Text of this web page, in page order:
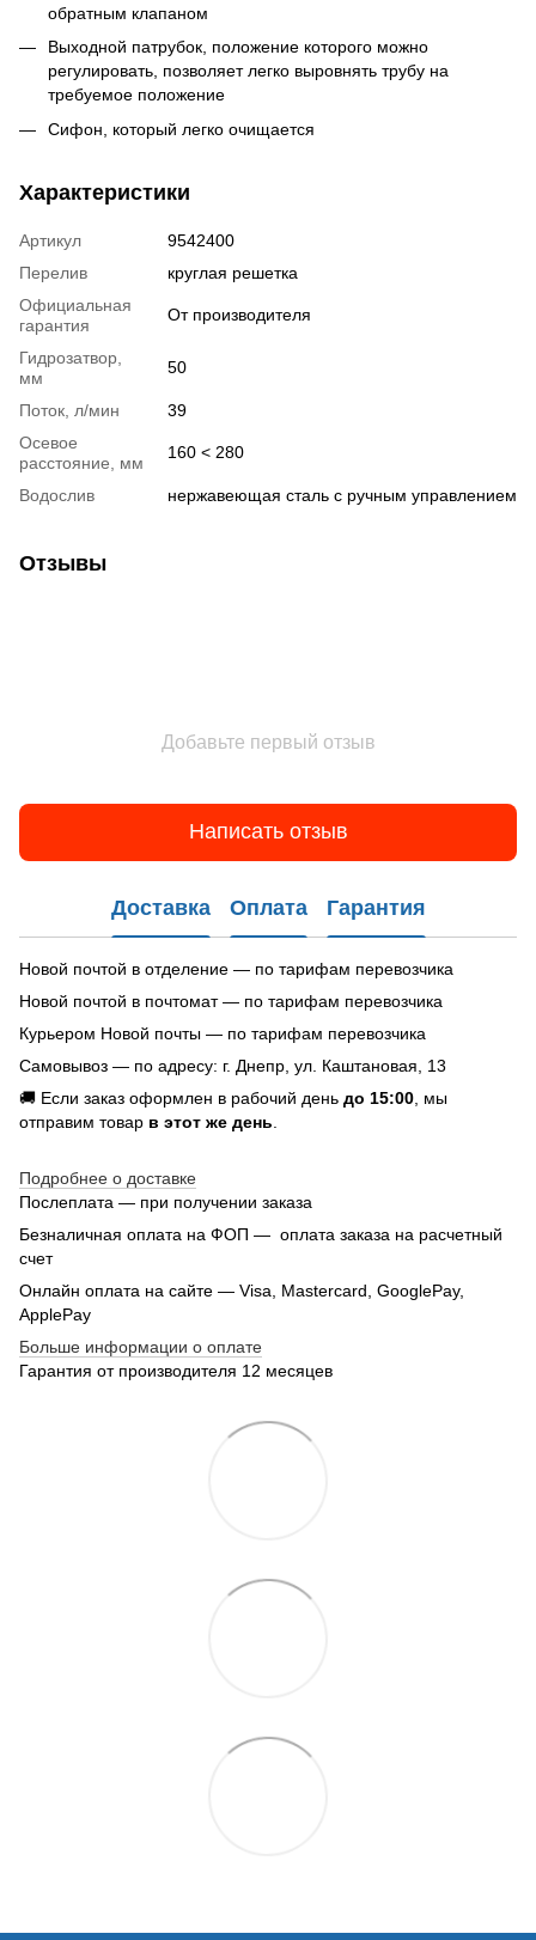
обратным клапаном
Выходной патрубок, положение которого можно
регулировать, позволяет легко выровнять трубу на
требуемое положение
Сифон, который легко очищается
Характеристики
Артикул
9542400
Перелив
круглая решетка
Официальная
гарантия
От производителя
Гидрозатвор,
мм
50
Поток, л/мин
39
Осевое
расстояние, мм
160 < 280
Водослив нержавеющая сталь с ручным управлением
Отзывы
Добавьте первый отзыв
Написать отзыв
Доставка Оплата Гарантия
Новой почтой в отделение — по тарифам перевозчика
Новой почтой в почтомат — по тарифам перевозчика
Курьером Новой почты — по тарифам перевозчика
Самовывоз — по адресу: г. Днепр, ул. Каштановая, 13
🚚 Если заказ оформлен в рабочий день до 15:00 , мы
отправим товар в этот же день
Подробнее о доставке
Послеплата — при получении заказа
Безналичная оплата на ФОП — оплата заказа на расчетный
счет
Онлайн оплата на сайте — Visa, Mastercard, GooglePay,
ApplePay
Больше информации о оплате
Гарантия от производителя 12 месяцев